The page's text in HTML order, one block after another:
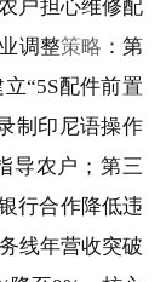
户担心维修配
调整策略 ：第
“5S配件前置
制印尼语操作
导农户；第三
行合作降低违
线年营收突破